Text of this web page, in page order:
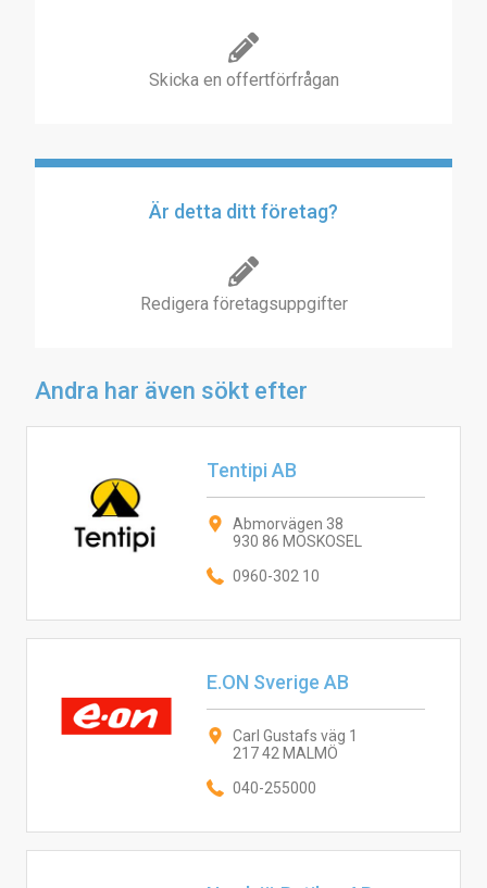
Skicka en offertförfrågan
Är detta ditt företag?
Redigera företagsuppgifter
Andra har även sökt efter
Tentipi AB
Abmorvägen 38
930 86 MOSKOSEL
0960-302 10
E.ON Sverige AB
Carl Gustafs väg 1
217 42 MALMÖ
040-255000